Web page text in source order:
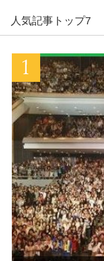
人気記事トップ7